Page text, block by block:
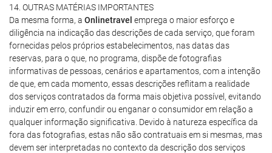
14. OUTRAS MATÉRIAS IMPORTANTES
Da mesma forma, a Onlinetravel emprega o maior esforço e
diligência na indicação das descrições de cada serviço, que foram
fornecidas pelos próprios estabelecimentos, nas datas das
reservas, para o que, no programa, dispõe de fotografias
informativas de pessoas, cenários e apartamentos, com a intenção
de que, em cada momento, essas descrições reflitam a realidade
dos serviços contratados da forma mais objetiva possível, evitando
induzir em erro, confundir ou enganar o consumidor em relação a
qualquer informação significativa. Devido à natureza específica da
fora das fotografias, estas não são contratuais em si mesmas, mas
devem ser interpretadas no contexto da descrição dos serviços